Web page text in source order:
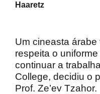
Haaretz
Um cineasta
respeita o
continuar a
College, decidiu o
Prof. Ze’ev Tzahor.